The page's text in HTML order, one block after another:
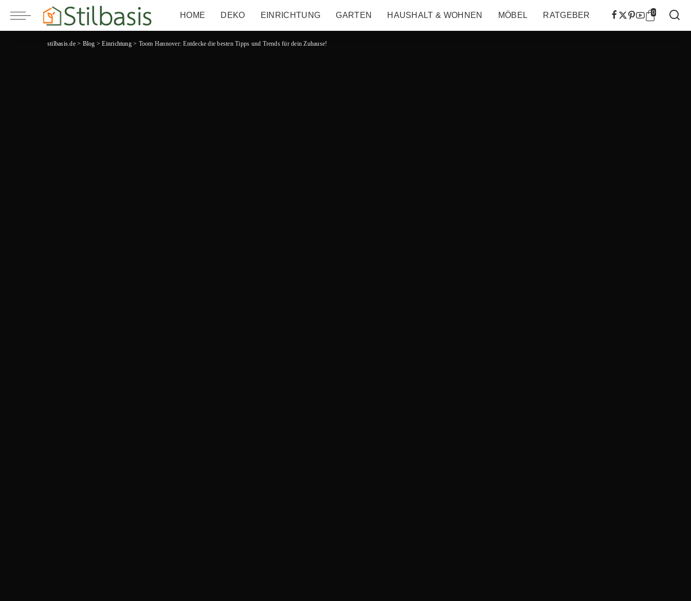
HOME DEKO EINRICHTUNG GARTEN HAUSHALT & WOHNEN MÖBEL RATGEBER 0
stilbasis.de> Blog >Einrichtung> Toom Hannover: Entdecke die besten Tipps und Trends für dein Zuhause!